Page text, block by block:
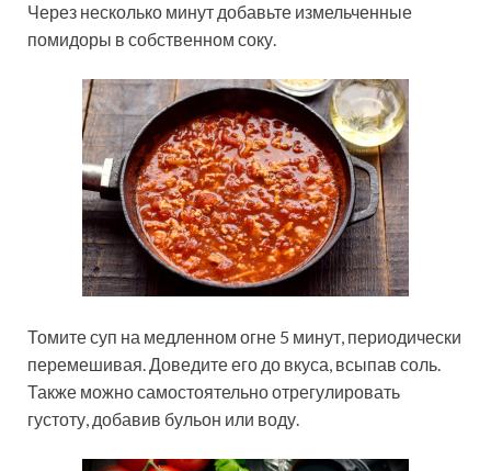
Через несколько минут добавьте измельченные
помидоры в собственном соку.
Томите суп на медленном огне 5 минут, периодически
перемешивая. Доведите его до вкуса, всыпав соль.
Также можно самостоятельно отрегулировать
густоту, добавив бульон или воду.